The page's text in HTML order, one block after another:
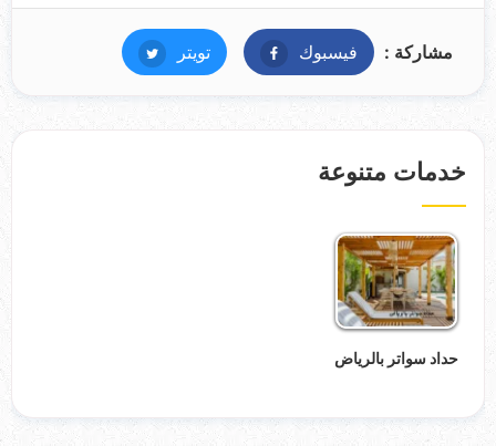
مشاركة : فيسبوك فيسبوكتويتر تويتر
خدمات متنوعة
حداد سواتر بالرياض